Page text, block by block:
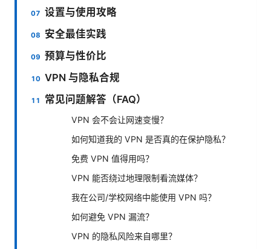
设置与使用攻略
安全最佳实践
预算与性价比
VPN 与隐私合规
常见问题解答（FAQ）
VPN 会不会让网速变慢？
如何知道我的 VPN 是否真的在保护隐私？
免费 VPN 值得用吗？
VPN 能否绕过地理限制看流媒体？
我在公司/学校网络中能使用 VPN 吗？
如何避免 VPN 漏流？
VPN 的隐私风险来自哪里？